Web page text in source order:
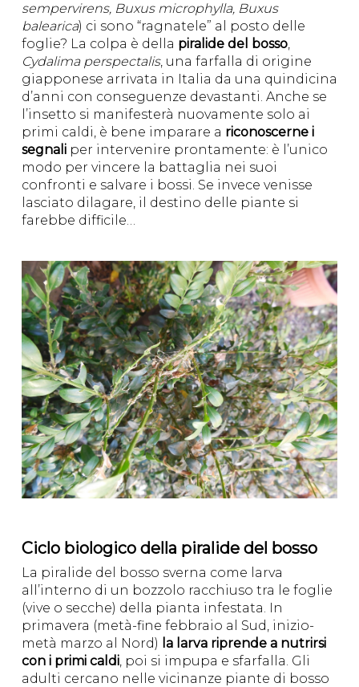
sempervirens, Buxus microphylla, Buxus
balearica) ci sono “ragnatele” al posto delle
foglie? La colpa è della piralide del bosso,
Cydalima perspectalis, una farfalla di origine
giapponese arrivata in Italia da una quindicina
d’anni con conseguenze devastanti. Anche se
l’insetto si manifesterà nuovamente solo ai
primi caldi, è bene imparare a riconoscerne i
segnaliper intervenire prontamente: è l’unico
modo per vincere la battaglia nei suoi
confronti e salvare i bossi. Se invece venisse
lasciato dilagare, il destino delle piante si
farebbe difficile…
Ciclo biologico della piralide del bosso
La piralide del bosso sverna come larva
all’interno di un bozzolo racchiuso tra le foglie
(vive o secche) della pianta infestata. In
primavera (metà-fine febbraio al Sud, inizio-
metà marzo al Nord) la larva riprende a nutrirsi
con i primi caldi, poi si impupa e sfarfalla. Gli
adulti cercano nelle vicinanze piante di bosso